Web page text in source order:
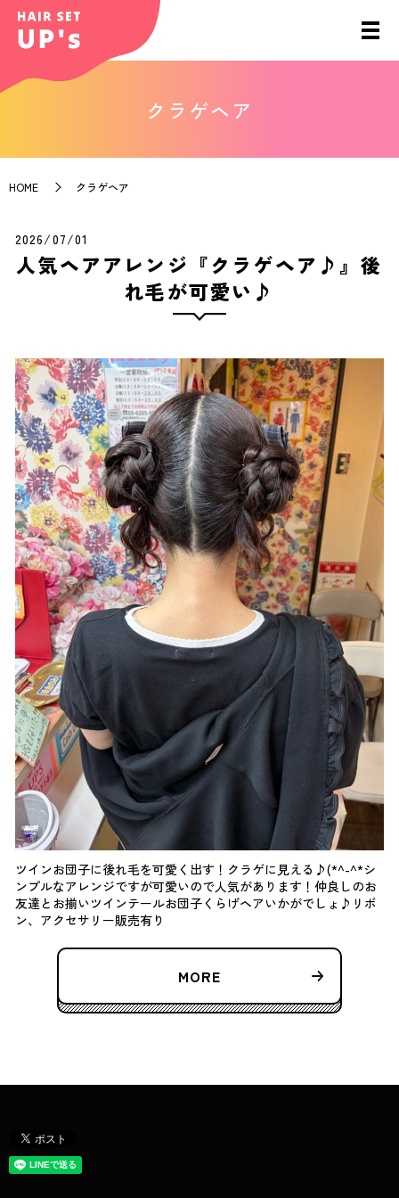
クラゲヘア
HOME クラゲヘア
2026/07/01
人気ヘアアレンジ『クラゲヘア♪』後
れ毛が可愛い♪
ツインお団子に後れ毛を可愛く出す！クラゲに見える♪(*^-^*シ
ンプルなアレンジですが可愛いので人気があります！仲良しのお
友達とお揃いツインテールお団子くらげヘアいかがでしょ♪リボ
ン、アクセサリー販売有り
MORE